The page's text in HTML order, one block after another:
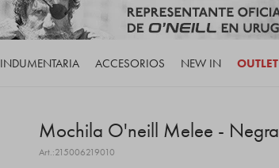
INDUMENTARIA ACCESORIOS NEW IN OUTLET
Mochila O'neill Melee - Negra
215006219010